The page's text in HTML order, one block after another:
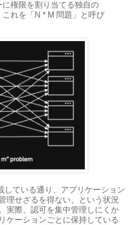
権限を割り当てる独自の
れを「N * M 問題」と呼び
している通り、アプリケーション
理せざるを得ない、という状況
実際、認可を集中管理しにくか
ケーションごとに保持している